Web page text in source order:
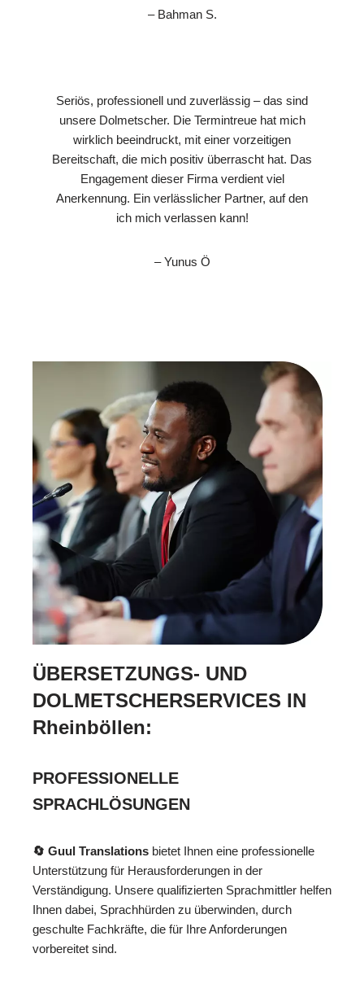
– Bahman S.
Seriös, professionell und zuverlässig – das sind
unsere Dolmetscher. Die Termintreue hat mich
wirklich beeindruckt, mit einer vorzeitigen
Bereitschaft, die mich positiv überrascht hat. Das
Engagement dieser Firma verdient viel
Anerkennung. Ein verlässlicher Partner, auf den
ich mich verlassen kann!
– Yunus Ö
ÜBERSETZUNGS- UND
DOLMETSCHERSERVICES IN
Rheinböllen:
PROFESSIONELLE
SPRACHLÖSUNGEN
🔄 Guul Translations bietet Ihnen eine professionelle
Unterstützung für Herausforderungen in der
Verständigung. Unsere qualifizierten Sprachmittler helfen
Ihnen dabei, Sprachhürden zu überwinden, durch
geschulte Fachkräfte, die für Ihre Anforderungen
vorbereitet sind.